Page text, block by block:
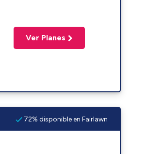
Ver Planes
72% disponible en Fairlawn